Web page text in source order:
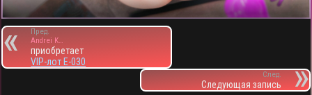
Пред.
Andrei K…
приобретает
VIP-лот E-030
След.
Следующая запись